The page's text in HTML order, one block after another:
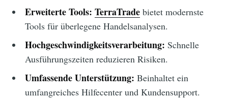
Erweiterte Tools: TerraTradebietet modernste
Tools für überlegene Handelsanalysen.
Hochgeschwindigkeitsverarbeitung: Schnelle
Ausführungszeiten reduzieren Risiken.
Umfassende Unterstützung: Beinhaltet ein
umfangreiches Hilfecenter und Kundensupport.